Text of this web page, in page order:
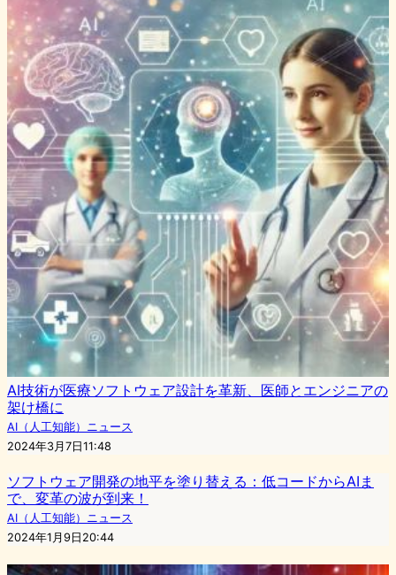
AI技術が医療ソフトウェア設計を革新、医師とエンジニアの
架け橋に
AI（人工知能）ニュース
2024年3月7日11:48
ソフトウェア開発の地平を塗り替える：低コードからAIま
で、変革の波が到来！
AI（人工知能）ニュース
2024年1月9日20:44